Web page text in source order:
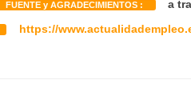
FUENTE y AGRADECIMIENTOS : a
https://